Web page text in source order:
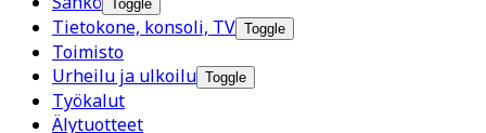
Toggle
Tietokone, konsoli, TV Toggle
Toimisto
Urheilu ja ulkoilu Toggle
Työkalut
Älytuotteet